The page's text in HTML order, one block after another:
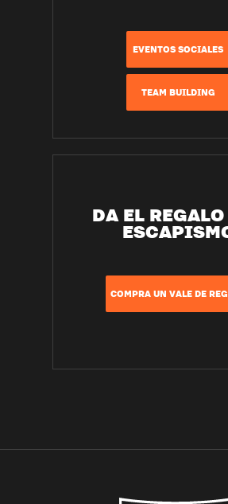
EVENTOS SOCIALES
TEAM BUILDING
DA EL
COMPRA UN VALE DE